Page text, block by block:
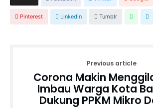
Pinterest Linkedin Tumblr
Previous article
Corona Makin
Imbau Warga Kota
Dukung PPKM Mikro